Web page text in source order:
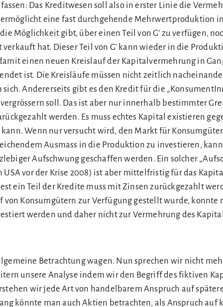
Das Kreditwesen soll also in erster Linie die
eine fast durchgehende Mehrwertproduktion
Möglichkeit gibt, über einen Teil von G’ zu verfügen,
hat. Dieser Teil von G’ kann wieder in die
einen neuen Kreislauf der Kapitalvermehrung in
ist. Die Kreisläufe müssen nicht zeitlich
Andererseits gibt es den Kredit für die
soll. Das ist aber nur innerhalb bestimmter
werden. Es muss echtes Kapital existieren
kann. Wenn nur versucht wird, den Markt für
Ausmass in die Produktion zu investieren,
Aufschwung geschaffen werden. Ein solcher
USA vor der Krise 2008) ist aber mittelfristig für das
ein Teil der Kredite muss mit Zinsen zurückgezahlt
von Konsumgütern zur Verfügung gestellt wurde, konnte
werden und daher nicht zur Vermehrung des
Betrachtung wagen. Nun sprechen wir nicht
unsere Analyse indem wir den Begriff des fiktiven
wir jede Art von handelbarem Anspruch auf
könnte man auch Aktien betrachten, als Anspruch auf